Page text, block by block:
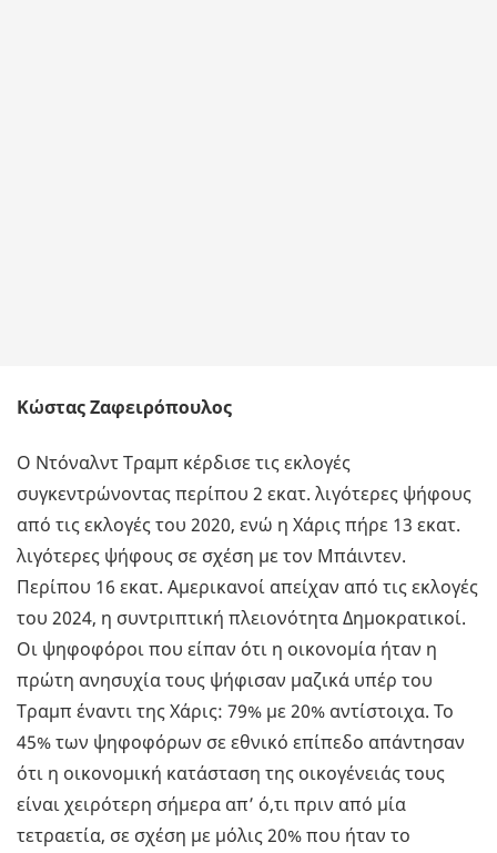
Κώστας Ζαφειρόπουλος
Ο Ντόναλντ Τραμπ κέρδισε τις εκλογές
συγκεντρώνοντας περίπου 2 εκατ. λιγότερες ψήφους
από τις εκλογές του 2020, ενώ η Χάρις πήρε 13 εκατ.
λιγότερες ψήφους σε σχέση με τον Μπάιντεν.
Περίπου 16 εκατ. Αμερικανοί απείχαν από τις εκλογές
του 2024, η συντριπτική πλειονότητα Δημοκρατικοί.
Οι ψηφοφόροι που είπαν ότι η οικονομία ήταν η
πρώτη ανησυχία τους ψήφισαν μαζικά υπέρ του
Τραμπ έναντι της Χάρις: 79% με 20% αντίστοιχα. Το
45% των ψηφοφόρων σε εθνικό επίπεδο απάντησαν
ότι η οικονομική κατάσταση της οικογένειάς τους
είναι χειρότερη σήμερα απ’ ό,τι πριν από μία
τετραετία, σε σχέση με μόλις 20% που ήταν το